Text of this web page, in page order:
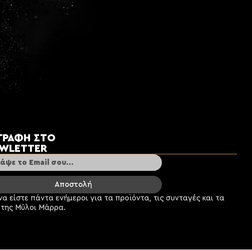
ΣΤΟ
Αποστολή
είστε πάντα ενήμεροι για τα προϊόντα, τις συνταγές και τα
Μύλοι Μάρρα.